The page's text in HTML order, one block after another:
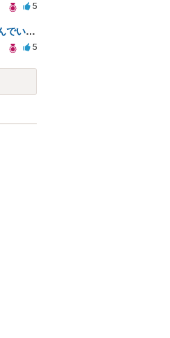
5
調停に持っていけるかどうか悩んでいます
5